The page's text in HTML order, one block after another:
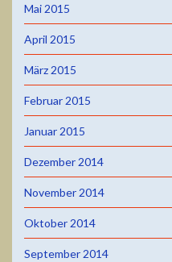
Mai 2015
April 2015
März 2015
Februar 2015
Januar 2015
Dezember 2014
November 2014
Oktober 2014
September 2014